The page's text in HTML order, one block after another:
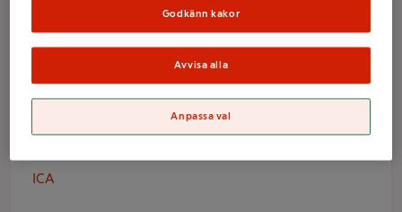
Blockljus vit
H18cm ICA
ICA
Godkänn kakor
Avvisa alla
Anpassa val